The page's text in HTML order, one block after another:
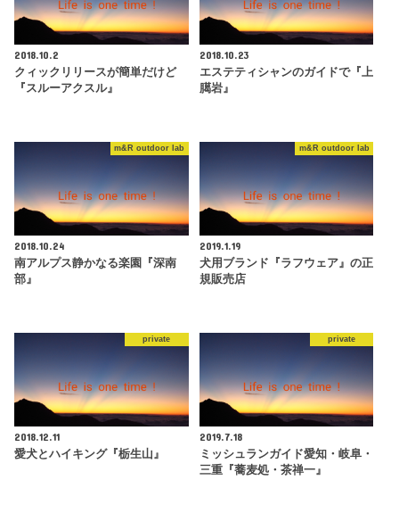
2018.10.2
クィックリリースが簡単だけど
『スルーアクスル』
2018.10.23
エステティシャンのガイドで『上
臈岩』
m&R outdoor lab
2018.10.24
南アルプス静かなる楽園『深南
部』
m&R outdoor lab
2019.1.19
犬用ブランド『ラフウェア』の正
規販売店
private
2018.12.11
愛犬とハイキング『栃生山』
private
2019.7.18
ミッシュランガイド愛知・岐阜・
三重『蕎麦処・茶禅一』